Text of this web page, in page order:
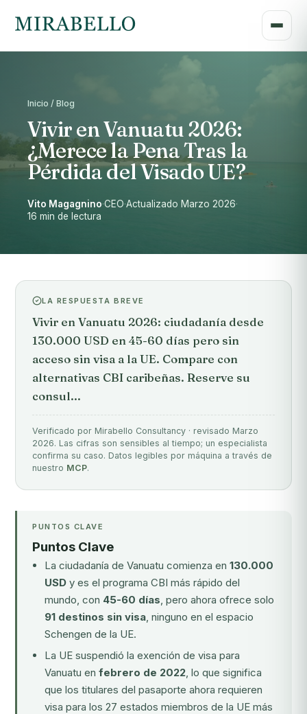
Inicio / Blog
Vivir en Vanuatu 2026:
¿Merece la Pena Tras la
Pérdida del Visado UE?
Vito Magagnino·CEO·Actualizado Marzo 2026·
16 min de lectura
LA RESPUESTA BREVE
Vivir en Vanuatu 2026: ciudadanía desde
130.000 USD en 45-60 días pero sin
acceso sin visa a la UE. Compare con
alternativas CBI caribeñas. Reserve su
consul...
Verificado por Mirabello Consultancy · revisado Marzo
2026. Las cifras son sensibles al tiempo; un especialista
confirma su caso. Datos legibles por máquina a través de
nuestro MCP.
PUNTOS CLAVE
Puntos Clave
La ciudadanía de Vanuatu comienza en 130.000
USD y es el programa CBI más rápido del
mundo, con 45-60 días, pero ahora ofrece solo
91 destinos sin visa, ninguno en el espacio
Schengen de la UE.
La UE suspendió la exención de visa para
Vanuatu en febrero de 2022, lo que significa
que los titulares del pasaporte ahora requieren
visa para los 27 estados miembros de la UE más